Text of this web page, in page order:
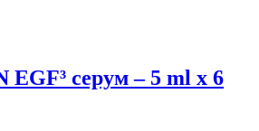
серум – 5 ml x 6